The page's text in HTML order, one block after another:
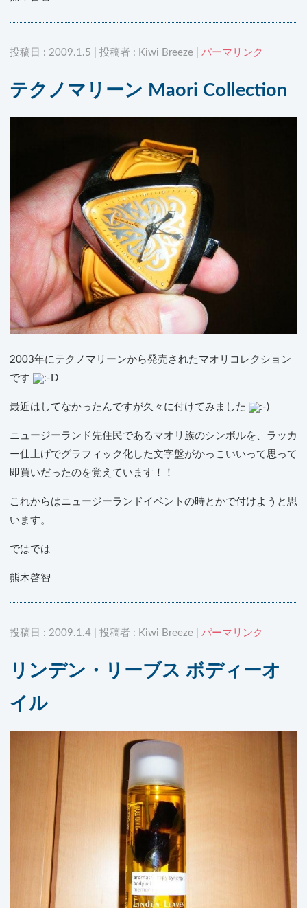
投稿日 : 2009.1.5 | 投稿者 : Kiwi Breeze | パーマリンク
テクノマリーン Maori Collection
2003年にテクノマリーンから発売されたマオリコレクション
です
最近はしてなかったんですが久々に付けてみました
ニュージーランド先住民であるマオリ族のシンボルを、ラッカ
ー仕上げでグラフィック化した文字盤がかっこいいって思って
即買いだったのを覚えています！！
これからはニュージーランドイベントの時とかで付けようと思
います。
ではでは
熊木啓智
投稿日 : 2009.1.4 | 投稿者 : Kiwi Breeze | パーマリンク
リンデン・リーブス ボディーオ
イル